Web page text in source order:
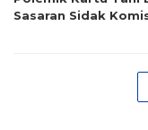
Sasaran Sidak